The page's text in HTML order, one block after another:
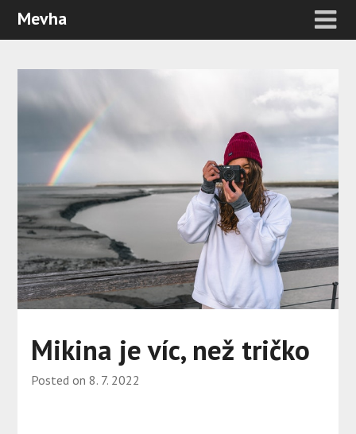
Mevha
Mikina je víc, než tričko
Posted on 8. 7. 2022